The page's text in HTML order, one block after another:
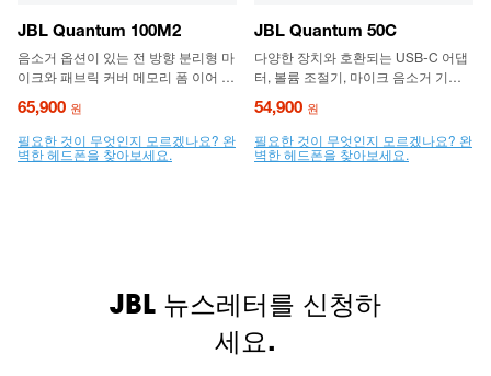
JBL Quantum 100M2
음소거 옵션이 있는 전 방향 분리형 마
이크와 패브릭 커버 메모리 폼 이어 쿠
션이 있는 유선 오버이어 게임용 헤드
셋
65,900 원
필요한 것이 무엇인지 모르겠나요? 완
벽한 헤드폰을 찾아보세요.
JBL Quantum 50C
다양한 장치와 호환되는 USB-C 어댑
터, 볼륨 조절기, 마이크 음소거 기능
을 갖춘 인이어 게임용 헤드셋
54,900 원
필요한 것이 무엇인지 모르겠나요? 완
벽한 헤드폰을 찾아보세요.
JBL 뉴스레터를 신청하
세요.